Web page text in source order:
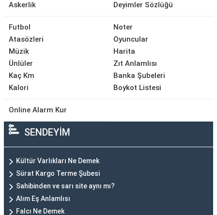
Askerlik
Deyimler Sözlüğü
Futbol
Atasözleri
Müzik
Ünlüler
Kaç Km
Kalori
Noter
Oyuncular
Harita
Zıt Anlamlısı
Banka Şubeleri
Boykot Listesi
Online Alarm Kur
SENDEYİM
Kültür Varlıkları Ne Demek
Sürat Kargo Terme Şubesi
Sahibinden ve sarı site aynı mı?
Alım Eş Anlamlısı
Falcı Ne Demek